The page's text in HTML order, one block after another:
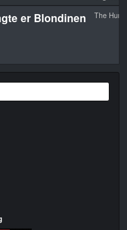
er Blondinen The